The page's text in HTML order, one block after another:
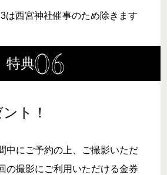
は西宮神社催事のため除きます
特典
ト！
中にご予約の上、ご撮影いただ
の撮影にご利用いただける金券